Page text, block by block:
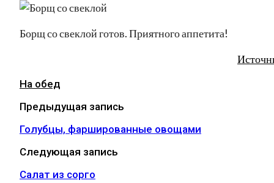
Борщ со свеклой готов. Приятного аппетита!
На обед
Предыдущая запись
Голубцы, фаршированные овощами
Следующая запись
Салат из сорго